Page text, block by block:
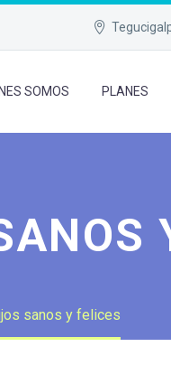
SOMOS PLANES
sanos y felices